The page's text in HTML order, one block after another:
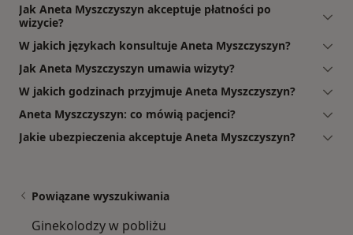
Jak Aneta Myszczyszyn akceptuje płatności po
wizycie?
W jakich językach konsultuje Aneta Myszczyszyn?
Jak Aneta Myszczyszyn umawia wizyty?
W jakich godzinach przyjmuje Aneta Myszczyszyn?
Aneta Myszczyszyn: co mówią pacjenci?
Jakie ubezpieczenia akceptuje Aneta Myszczyszyn?
Powiązane wyszukiwania
Ginekolodzy w pobliżu